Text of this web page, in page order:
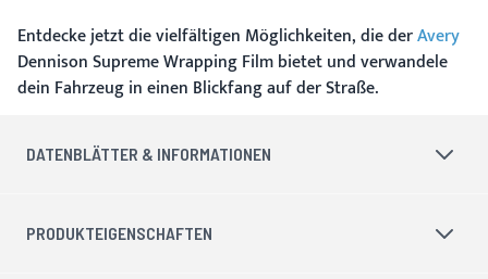
Entdecke jetzt die vielfältigen Möglichkeiten, die derAvery
Dennison Supreme Wrapping Film bietet und verwandele
dein Fahrzeug in einen Blickfang auf der Straße.
DATENBLÄTTER & INFORMATIONEN
PRODUKTEIGENSCHAFTEN